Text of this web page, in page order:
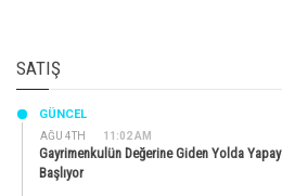
SATIŞ
AĞU 4TH 11:02 AM
GÜNCEL
Gayrimenkulün Değerine Giden Yolda
Başlıyor